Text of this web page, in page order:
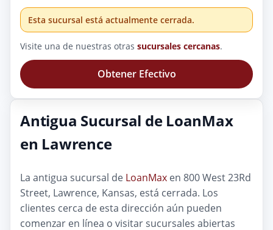
Esta sucursal está actualmente cerrada.
Visite una de nuestras otras sucursales cercanas.
Obtener Efectivo
Antigua Sucursal de LoanMax
en Lawrence
La antigua sucursal de LoanMax en 800 West 23Rd
Street, Lawrence, Kansas, está cerrada. Los
clientes cerca de esta dirección aún pueden
comenzar en línea o visitar sucursales abiertas